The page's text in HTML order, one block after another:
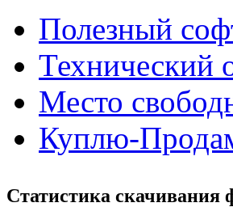
Полезный
Технический
Место
Куплю-
Статистика скачивания